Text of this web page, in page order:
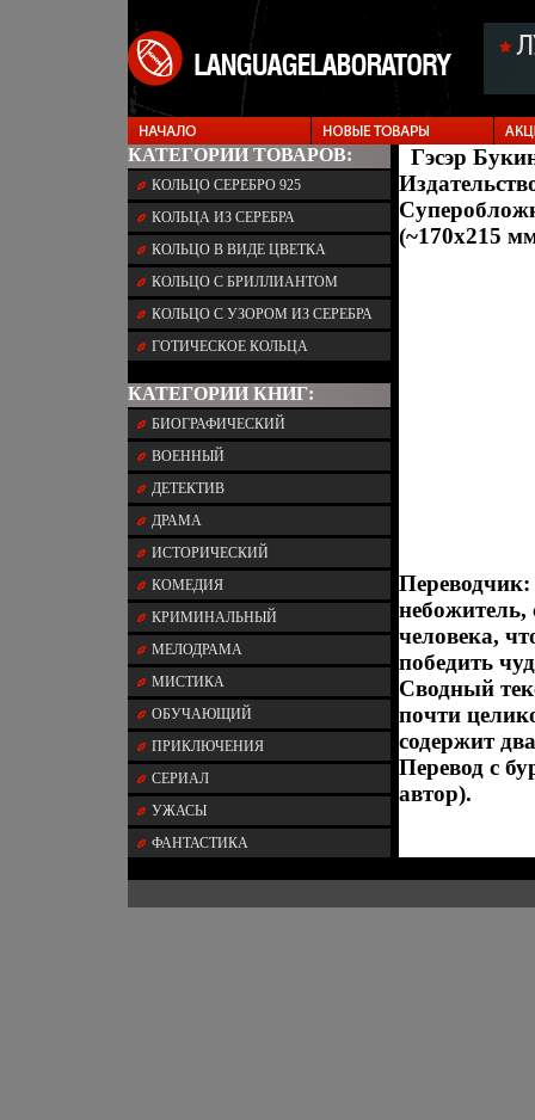
КАТЕГОРИИ ТОВАРОВ:
КОЛЬЦО СЕРЕБРО 925
КОЛЬЦА ИЗ СЕРЕБРА
КОЛЬЦО В ВИДЕ ЦВЕТКА
КОЛЬЦО С БРИЛЛИАНТОМ
КОЛЬЦО С УЗОРОМ ИЗ СЕРЕБРА
ГОТИЧЕСКОЕ КОЛЬЦА
КАТЕГОРИИ КНИГ:
БИОГРАФИЧЕСКИЙ
ВОЕННЫЙ
ДЕТЕКТИВ
ДРАМА
ИСТОРИЧЕСКИЙ
КОМЕДИЯ
КРИМИНАЛЬНЫЙ
МЕЛОДРАМА
МИСТИКА
ОБУЧАЮЩИЙ
ПРИКЛЮЧЕНИЯ
СЕРИАЛ
УЖАСЫ
ФАНТАСТИКА
Гэсэр
(~170х215
Переводчик:
человека,
победить
Сводный
почти
содержит
Перевод с
автор).